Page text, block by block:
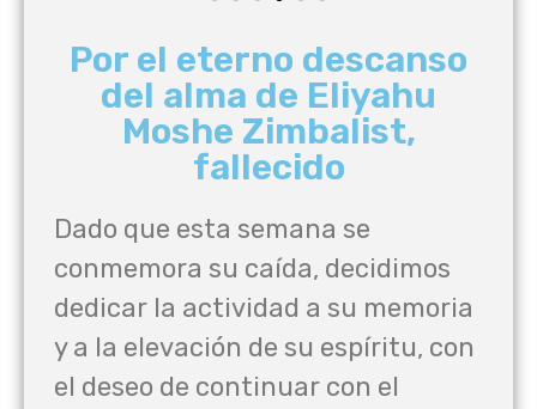
Por el eterno descanso
del alma de Eliyahu
Moshe Zimbalist,
fallecido
Dado que esta semana se
conmemora su caída, decidimos
dedicar la actividad a su memoria
y a la elevación de su espíritu, con
el deseo de continuar con el